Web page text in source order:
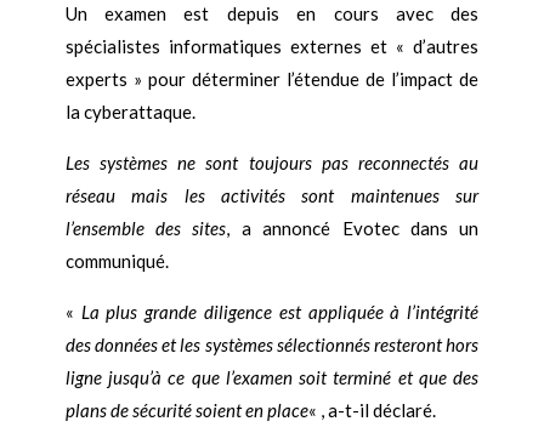
Un examen est depuis en cours avec des
spécialistes informatiques externes et « d’autres
experts » pour déterminer l’étendue de l’impact de
la cyberattaque.
Les systèmes ne sont toujours pas reconnectés au
réseau mais les activités sont maintenues sur
l’ensemble des sites, a annoncé Evotec dans un
communiqué.
« La plus grande diligence est appliquée à l’intégrité
des données et les systèmes sélectionnés resteront hors
ligne jusqu’à ce que l’examen soit terminé et que des
plans de sécurité soient en place« , a-t-il déclaré.